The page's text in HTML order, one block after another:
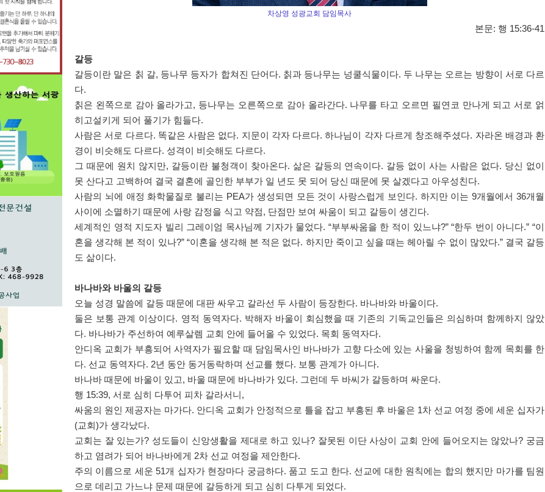
차상영 성광교회 담임목사
본문: 행 15:36-41
갈등
갈등이란 말은 칡 갈, 등나무 등자가 합쳐진 단어다. 칡과 등나무는 넝쿨식물이다. 두 나무는 오르는 방향이 서로 다르
다.
칡은 왼쪽으로 감아 올라가고, 등나무는 오른쪽으로 감아 올라간다. 나무를 타고 오르면 필연코 만나게 되고 서로 얽
히고설키게 되어 풀기가 힘들다.
사람은 서로 다르다. 똑같은 사람은 없다. 지문이 각자 다르다.하나님이 각자 다르게 창조해주셨다. 자라온 배경과 환
경이 비슷해도 다르다. 성격이 비슷해도 다르다.
그 때문에 원치 않지만, 갈등이란 불청객이 찾아온다. 삶은 갈등의 연속이다. 갈등 없이 사는 사람은 없다. 당신 없이
못 산다고 고백하여 결국 결혼에 골인한 부부가 일 년도 못 되어 당신 때문에 못 살겠다고 아우성친다.
사람의 뇌에 애정 화학물질로 불리는 PEA가 생성되면 모든 것이 사랑스럽게 보인다. 하지만 이는9개월에서36개월
사이에 소멸하기 때문에 사랑 감정을 식고 약점, 단점만 보여 싸움이 되고 갈등이 생긴다.
세계적인 영적 지도자 빌리 그레이엄 목사님께 기자가 물었다. “부부싸움을 한 적이 있느냐?” “한두 번이 아니다.” “이
혼을 생각해 본 적이 있나?” “이혼을 생각해 본 적은 없다. 하지만 죽이고 싶을 때는 헤아릴 수 없이 많았다.” 결국 갈등
도 삶이다.
바나바와 바울의 갈등
오늘 성경 말씀에 갈등 때문에 대판 싸우고 갈라선 두 사람이 등장한다. 바나바와 바울이다.
둘은 보통 관계 이상이다. 영적 동역자다. 박해자 바울이 회심했을 때 기존의 기독교인들은 의심하며 함께하지 않았
다. 바나바가 주선하여 예루살렘 교회 안에 들어올 수 있었다. 목회 동역자다.
안디옥 교회가 부흥되어 사역자가 필요할 때 담임목사인 바나바가 고향 다소에 있는 사울을 청빙하여 함께 목회를 한
다. 선교 동역자다. 2년 동안 동거동락하며 선교를 했다. 보통 관계가 아니다.
바나바 때문에 바울이 있고, 바울 때문에 바나바가 있다. 그런데 두 바씨가 갈등하며 싸운다.
행 15:39, 서로 심히 다투어 피차 갈라서니 ,
싸움의 원인 제공자는 마가다. 안디옥 교회가 안정적으로 틀을 잡고 부흥된 후 바울은 1차 선교 여정 중에 세운 십자가
(교회 )가 생각났다.
교회는 잘 있는가? 성도들이 신앙생활을 제대로 하고 있나? 잘못된 이단 사상이 교회 안에 들어오지는 않았나? 궁금
하고 염려가 되어 바나바에게 2차 선교 여정을 제안한다.
주의 이름으로 세운51개 십자가 현장마다 궁금하다. 품고 도고 한다. 선교에 대한 원칙에는 합의 했지만 마가를 팀원
으로 데리고 가느냐 문제 때문에 갈등하게 되고 심히 다투게 되었다.